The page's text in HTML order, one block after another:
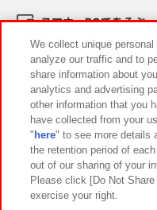
スマホ・PCであそぶ
イベント・キャンペーン
関連会社 サス
プライバシーポリシー
お取引先さまととも
We collect unique
analyze our traffic and to
share information about
analytics and advertising
other information that you
have collected from your
" here" to see more details
the retention period of
out of our sharing of your
Please click [Do Not
exercise your right.